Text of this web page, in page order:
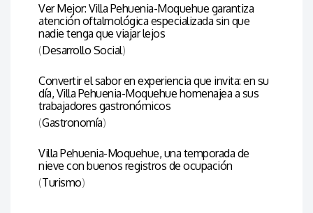
Ver Mejor: Villa Pehuenia-Moquehue garantiza
atención oftalmológica especializada sin que
nadie tenga que viajar lejos
(Desarrollo Social)
Convertir el sabor en experiencia que invita: en su
día, Villa Pehuenia-Moquehue homenajea a sus
trabajadores gastronómicos
(Gastronomía)
Villa Pehuenia-Moquehue, una temporada de
nieve con buenos registros de ocupación
(Turismo)